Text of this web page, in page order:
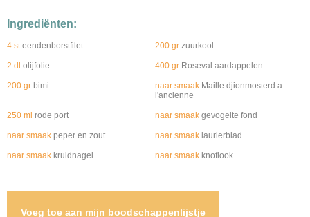
Ingrediënten:
4 steendenborstfilet 200 gr zuurkool
2 dl olijfolie 400 gr Roseval aardappelen
200 gr bimi naar smaak Maille djionmosterd a
l'ancienne
250 ml rode port naar smaak gevogelte fond
naar smaak peper en zout naar smaak laurierblad
naar smaak kruidnagel naar smaak knoflook
Voeg toe aan mijn boodschappenlijstje